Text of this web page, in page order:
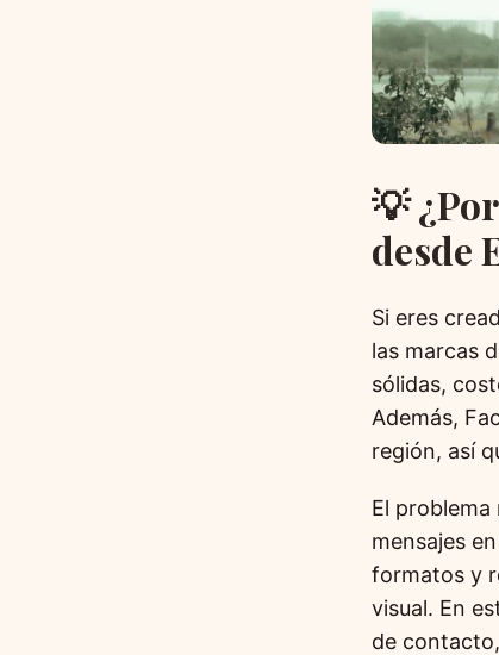
💡
desde
Si eres
las marcas
sólidas,
Además,
región, así
El problema
mensajes
formatos y
visual. En
de